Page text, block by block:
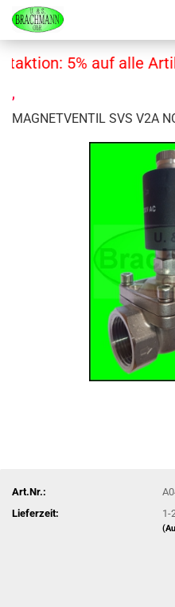
5% auf alle
,
MAGNETVENTIL SVS V2A
Art.Nr.:
Lieferzeit:
1-